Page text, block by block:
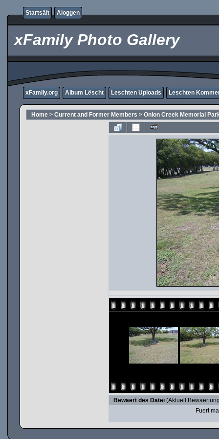
Startsäit Aloggen
xFamily Photo Gallery
xFamily.org Album Lëscht Leschten Uploads Leschten
Home > Current and Former Members > Onion Creek Memorial
Bewäert dës Datei(Aktuell
Fuert